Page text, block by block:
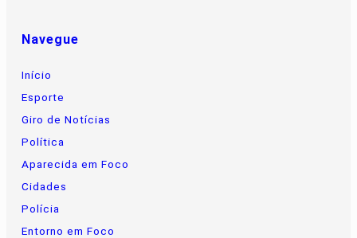
Navegue
Início
Esporte
Giro de Notícias
Política
Aparecida em Foco
Cidades
Polícia
Entorno em Foco